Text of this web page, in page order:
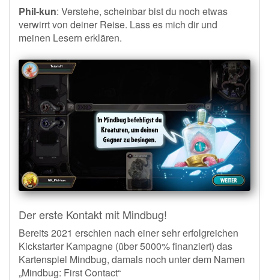
Phil-kun: Verstehe, scheinbar bist du noch etwas
verwirrt von deiner Reise. Lass es mich dir und
meinen Lesern erklären.
Der erste Kontakt mit Mindbug!
Bereits 2021 erschien nach einer sehr erfolgreichen
Kickstarter Kampagne (über 5000% finanziert) das
Kartenspiel Mindbug, damals noch unter dem Namen
„Mindbug: First Contact“